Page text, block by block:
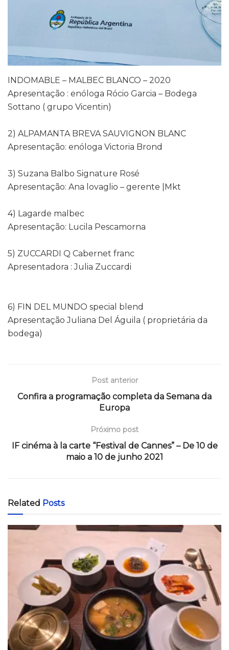
INDOMABLE – MALBEC BLANCO – 2020
Apresentação : enóloga Rócio Garcia – Bodega
Sottano ( grupo Vicentin)
2) ALPAMANTA BREVA SAUVIGNON BLANC
Apresentação: enóloga Victoria Brond
3) Suzana Balbo Signature Rosé
Apresentação: Ana lovaglio – gerente |Mkt
4) Lagarde malbec
Apresentação: Lucila Pescamorna
5) ZUCCARDI Q Cabernet franc
Apresentadora : Julia Zuccardi
6) FIN DEL MUNDO special blend
Apresentação Juliana Del Águila ( proprietária da
bodega)
Post anterior
Confira a programação completa da Semana da
Europa
Próximo post
IF cinéma à la carte “Festival de Cannes” – De 10 de
maio a 10 de junho 2021
Related Posts